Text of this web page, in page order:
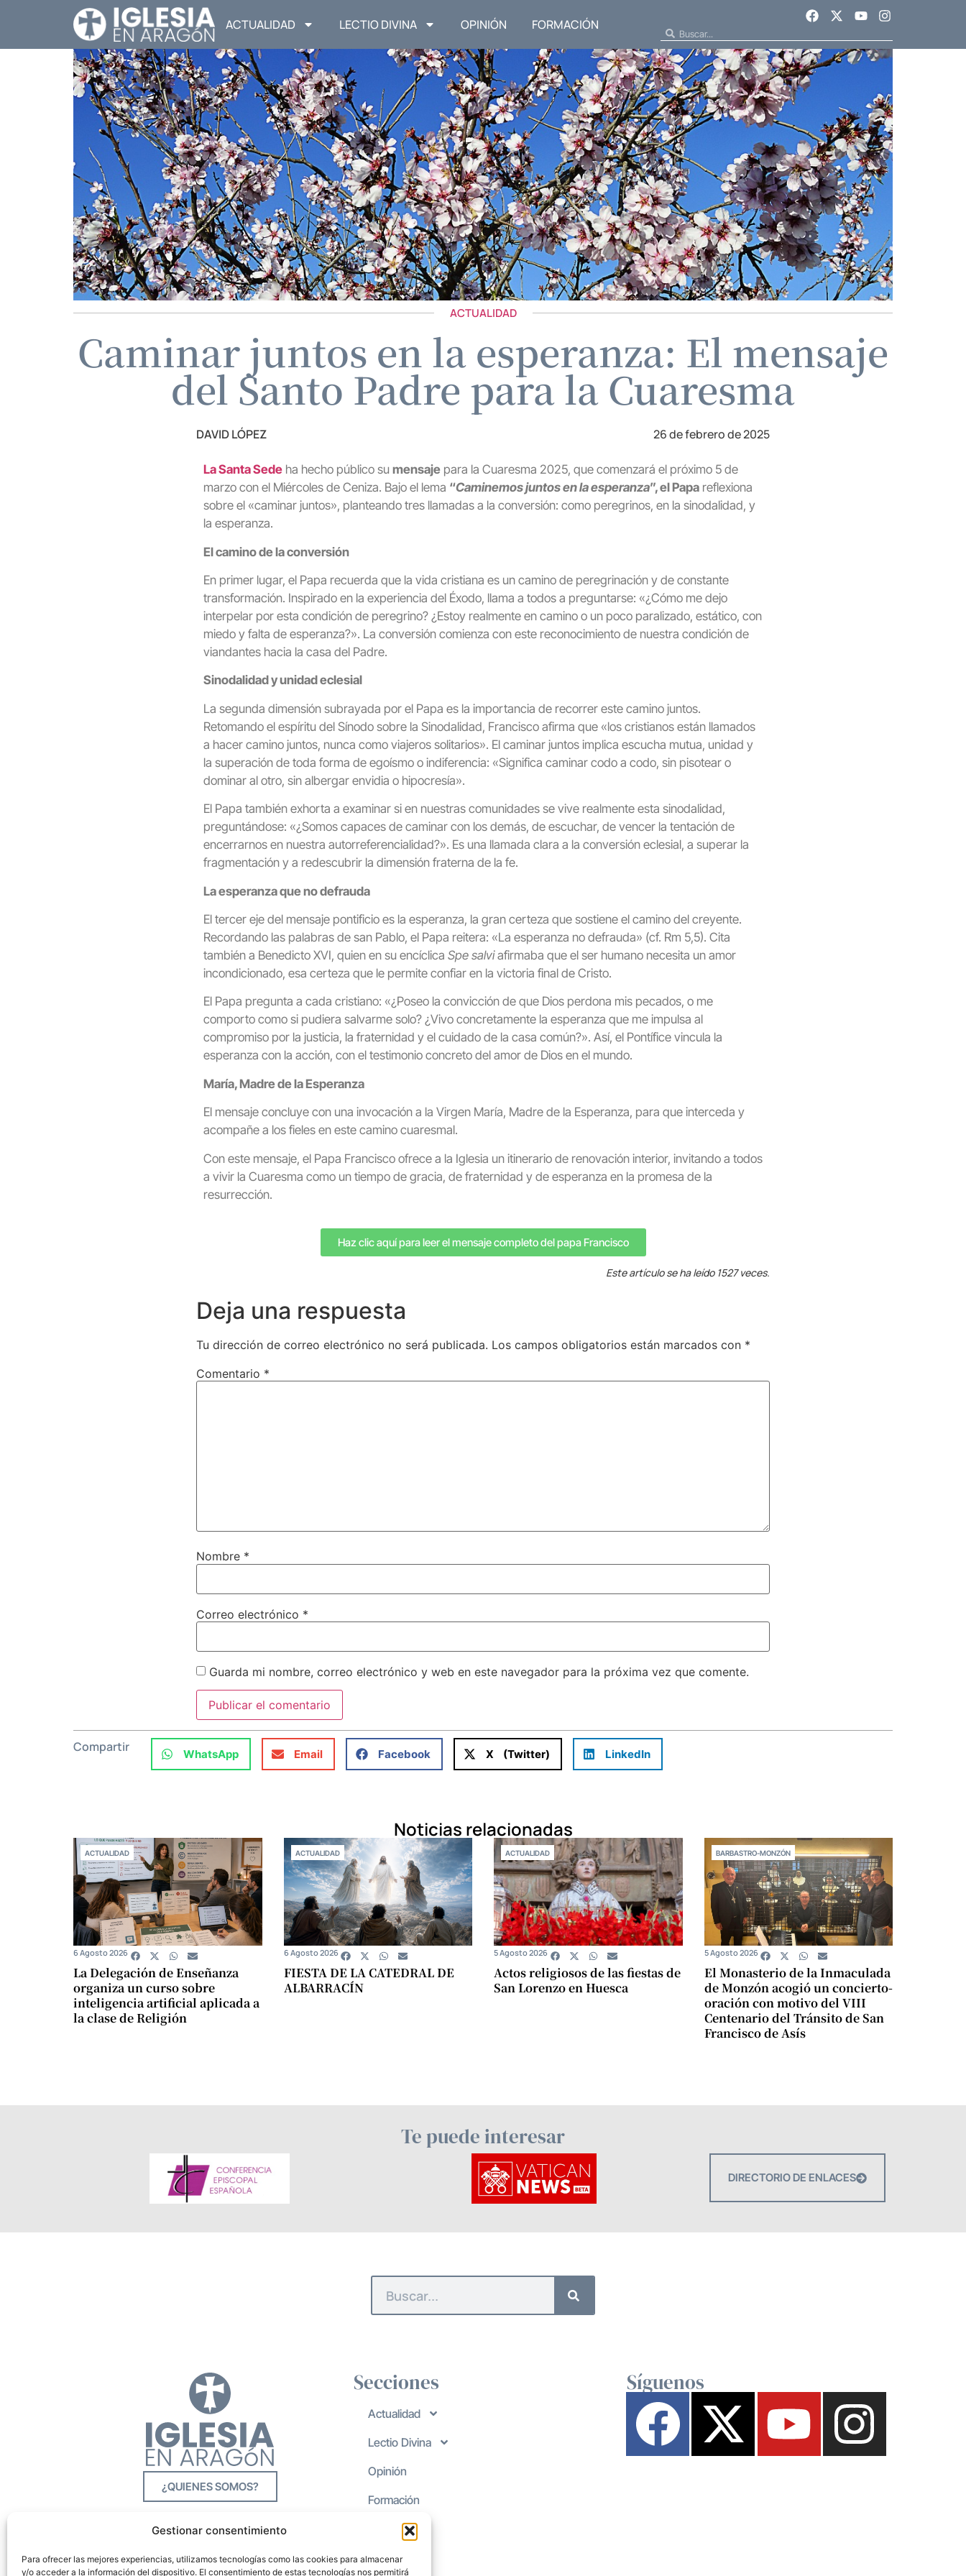
Gestionar consentimiento
Para ofrecer las mejores experiencias, utilizamos tecnologías como las cookies para almacenar
y/o acceder a la información del dispositivo. El consentimiento de estas tecnologías nos permitirá
ACTUALIDAD LECTIO DIVINA OPINIÓN FORMACIÓN
ACTUALIDAD
Caminar juntos en la esperanza: El mensaje
del Santo Padre para la Cuaresma
DAVID LÓPEZ 26 de febrero de 2025
La Santa Sede ha hecho público su mensaje para la Cuaresma 2025, que comenzará el próximo 5 de
marzo con el Miércoles de Ceniza. Bajo el lema “Caminemos juntos en la esperanza”, el Papa reflexiona
sobre el «caminar juntos», planteando tres llamadas a la conversión: como peregrinos, en la sinodalidad, y
la esperanza.
El camino de la conversión
En primer lugar, el Papa recuerda que la vida cristiana es un camino de peregrinación y de constante
transformación. Inspirado en la experiencia del Éxodo, llama a todos a preguntarse: «¿Cómo me dejo
interpelar por esta condición de peregrino? ¿Estoy realmente en camino o un poco paralizado, estático, con
miedo y falta de esperanza?». La conversión comienza con este reconocimiento de nuestra condición de
viandantes hacia la casa del Padre.
Sinodalidad y unidad eclesial
La segunda dimensión subrayada por el Papa es la importancia de recorrer este camino juntos.
Retomando el espíritu del Sínodo sobre la Sinodalidad, Francisco afirma que «los cristianos están llamados
a hacer camino juntos, nunca como viajeros solitarios». El caminar juntos implica escucha mutua, unidad y
la superación de toda forma de egoísmo o indiferencia: «Significa caminar codo a codo, sin pisotear o
dominar al otro, sin albergar envidia o hipocresía».
El Papa también exhorta a examinar si en nuestras comunidades se vive realmente esta sinodalidad,
preguntándose: «¿Somos capaces de caminar con los demás, de escuchar, de vencer la tentación de
encerrarnos en nuestra autorreferencialidad?». Es una llamada clara a la conversión eclesial, a superar la
fragmentación y a redescubrir la dimensión fraterna de la fe.
La esperanza que no defrauda
El tercer eje del mensaje pontificio es la esperanza, la gran certeza que sostiene el camino del creyente.
Recordando las palabras de san Pablo, el Papa reitera: «La esperanza no defrauda» (cf. Rm 5,5). Cita
también a Benedicto XVI, quien en su encíclica Spe salviafirmaba que el ser humano necesita un amor
incondicionado, esa certeza que le permite confiar en la victoria final de Cristo.
El Papa pregunta a cada cristiano: «¿Poseo la convicción de que Dios perdona mis pecados, o me
comporto como si pudiera salvarme solo? ¿Vivo concretamente la esperanza que me impulsa al
compromiso por la justicia, la fraternidad y el cuidado de la casa común?». Así, el Pontífice vincula la
esperanza con la acción, con el testimonio concreto del amor de Dios en el mundo.
María, Madre de la Esperanza
El mensaje concluye con una invocación a la Virgen María, Madre de la Esperanza, para que interceda y
acompañe a los fieles en este camino cuaresmal.
Con este mensaje, el Papa Francisco ofrece a la Iglesia un itinerario de renovación interior, invitando a todos
a vivir la Cuaresma como un tiempo de gracia, de fraternidad y de esperanza en la promesa de la
resurrección.
Haz clic aquí para leer el mensaje completo del papa Francisco
Este artículo se ha leído 1527 veces.
Deja una respuesta
Tu dirección de correo electrónico no será publicada. Los campos obligatorios están marcados con *
Comentario *
Nombre *
Correo electrónico *
Guarda mi nombre, correo electrónico y web en este navegador para la próxima vez que comente.
Compartir WhatsApp Email Facebook X (Twitter) LinkedIn
Noticias relacionadas
ACTUALIDAD
La Delegación de Enseñanza
organiza un curso sobre
inteligencia artificial aplicada a
la clase de Religión
6 Agosto 2026
ACTUALIDAD
FIESTA DE LA CATEDRAL DE
ALBARRACÍN
6 Agosto 2026
ACTUALIDAD
Actos religiosos de las fiestas de
San Lorenzo en Huesca
5 Agosto 2026
BARBASTRO-MONZÓN
El Monasterio de la Inmaculada
de Monzón acogió un concierto-
oración con motivo del VIII
Centenario del Tránsito de San
Francisco de Asís
5 Agosto 2026
Te puede interesar
DIRECTORIO DE ENLACES
¿QUIENES SOMOS?
Secciones
Actualidad
Lectio Divina
Opinión
Formación
Síguenos